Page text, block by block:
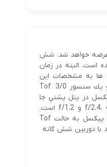
رومیزی
مشخص شده بود كه گوشي سوني با 8 دوربين عرضه خواهد شد. شش
است. البته در زمان
ها به مشخصات اين
سنسورها دسترسي يافته اند. در بخش جلويي، دوربين 10 مگاپيكسل بوده و يك سنسور Tof 3/0
مي كند. سنسورهاي 5/0، 8، 12، 16، 20 و 48 مگا پيكسل در پنل پشتي جا
خوش كرده اند. دريچه گشادگي ديافراگم دو گانه براي سنسورهاي 12 و 48 ،f/2.4 و f/1.2 است.
گشادگي ديافراگم در سنسورهاي 8، 16 و 20، f/2.4 است و سنسور 5/0 مگا پيكسل به حالت Tof
دوربین شش گانه